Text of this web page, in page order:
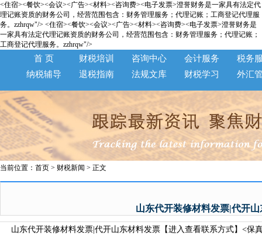
<住宿><餐饮><会议><广告><材料><咨询费><电子发票>澄誉财务是一家具有法定代
理记账资质的财务公司，经营范围包含：财务管理服务；代理记账；工商登记代理服
务。zzhrqw"/> <住宿><餐饮><会议><广告><材料><咨询费><电子发票>澄誉财务是
一家具有法定代理记账资质的财务公司，经营范围包含：财务管理服务；代理记账；
工商登记代理服务。zzhrqw"/>
首 页 财税培训 咨询中心 会计服务
税务
纳税辅导
退税指南 法规文库 财税学习 外汇
当前位置： 首页 > 财税新闻 > 正文
山东代开装修材料发票|代开
山东代开装修材料发票|代开山东材料发票【进入查看联系方式】<